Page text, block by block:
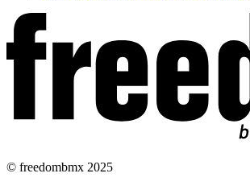
© freedombmx 2025